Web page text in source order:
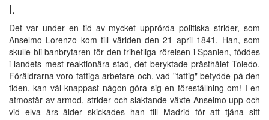
I.
Det var under en tid av mycket upprörda politiska strider, som
Anselmo Lorenzo kom till världen den 21 april 1841. Han, som
skulle bli banbrytaren för den frihetliga rörelsen i Spanien, föddes
i landets mest reaktionära stad, det beryktade prästhålet Toledo.
Föräldrarna voro fattiga arbetare och, vad "fattig" betydde på den
tiden, kan väl knappast någon göra sig en föreställning om! I en
atmosfär av armod, strider och slaktande växte Anselmo upp och
vid elva års ålder skickades han till Madrid för att tjäna sitt